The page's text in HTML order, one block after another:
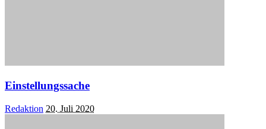
Einstellungssache
Posted
Redaktion 20. Juli 2020